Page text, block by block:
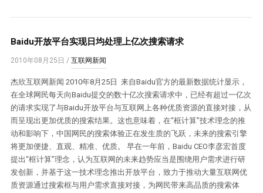
Baidu开放平台实现日均处理上亿次搜索请求
2010年08月25日 / 互联网新闻
杰欣互联网新闻 2010年8月25日 来自Baidu官方的最新数据统计显示，
在全球网民每天向Baidu提交的数十亿次搜索请求中，已经有超过一亿次
的请求实现了与Baidu开放平台与互联网上各种优质资源的直接对接，从
而呈现出更加优质的搜索结果。这也意味着，在“框计算”技术理念的推
动和影响下，中国网民的搜索体验正在发生质的飞跃，未来的搜索引擎
将更加便捷、直观、精准、优质。 早在一年前，Baidu CEO李彦宏首度
提出“框计算”理念，认为互联网的未来趋势应当是围绕用户需求进行研
发创新，并基于这一技术理念推出开放平台，致力于推动大量互联网优
质资源通过搜索框与用户需求直接对接，为网民带来高品质的搜索体